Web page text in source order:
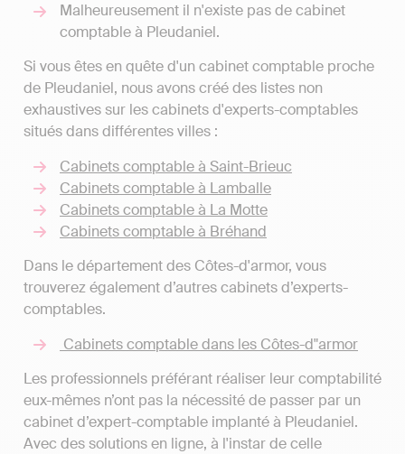
Malheureusement il n'existe pas de cabinet
comptable à Pleudaniel.
Si vous êtes en quête d'un cabinet comptable proche
de Pleudaniel, nous avons créé des listes non
exhaustives sur les cabinets d'experts-comptables
situés dans différentes villes :
Cabinets comptable à Saint-Brieuc
Cabinets comptable à Lamballe
Cabinets comptable à La Motte
Cabinets comptable à Bréhand
Dans le département des Côtes-d'armor, vous
trouverez également d’autres cabinets d’experts-
comptables.
Cabinets comptable dans les Côtes-d"armor
Les professionnels préférant réaliser leur comptabilité
eux-mêmes n’ont pas la nécessité de passer par un
cabinet d’expert-comptable implanté à Pleudaniel.
Avec des solutions en ligne, à l'instar de celle